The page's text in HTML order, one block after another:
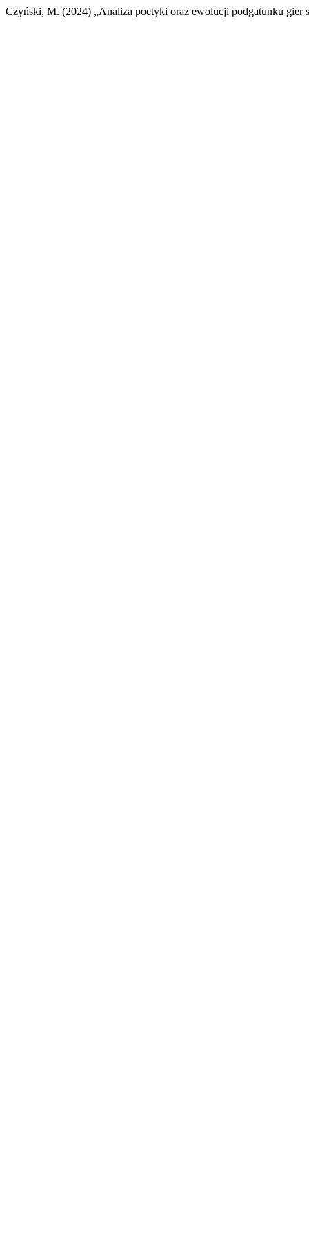
Czyński, M. (2024) „Analiza poetyki oraz ewolucji podgatunku gier